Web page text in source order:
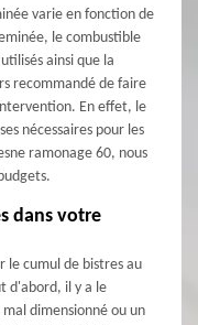
varie en fonction de
le combustible
ainsi que la
recommandé de faire
En effet, le
nécessaires pour les
ramonage 60, nous
dans votre
le cumul de bistres au
d'abord, il y a le
dimensionné ou un